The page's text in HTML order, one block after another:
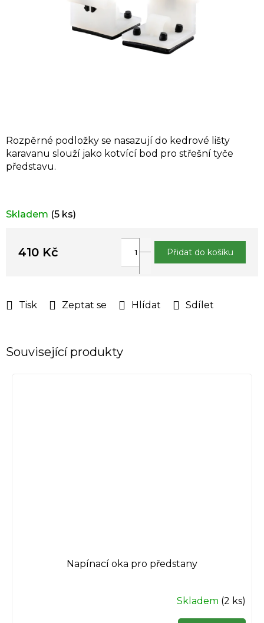
Skladem (5 ks)
Rozpěrné podložky se nasazují do kedrové lišty
karavanu slouží jako kotvící bod pro střešní tyče
představu.
Tisk Zeptat se Hlídat Sdílet
410 Kč Přidat do košíku
Související produkty
Napínací oka pro předstany
Skladem (2 ks)